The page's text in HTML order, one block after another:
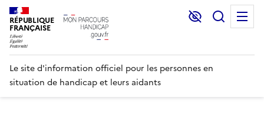
RÉPUBLIQUE
FRANÇAISE
Lecture et
Le site d'information officiel pour les personnes en
situation de handicap et leurs aidants